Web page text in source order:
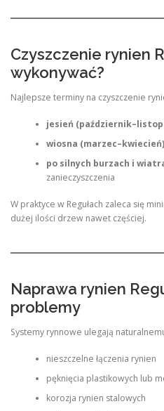
Czyszczenie rynien
wykonywać?
Najlepsze terminy na czyszczenie
jesień
wiosna (marzec–kwiecień)
po silnych burzach i
zanieczyszczenia
W praktyce w Regułach zaleca się
dużej ilości drzew nawet częściej.
Naprawa rynien
problemy
Systemy rynnowe ulegają
nieszczelne łączenia rynien
pęknięcia plastikowych lub
korozja rynien stalowych